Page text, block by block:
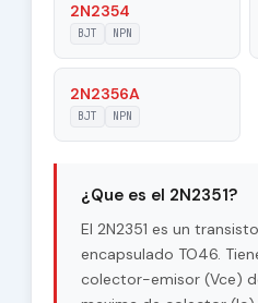
Collector-Emitter
Voltage |Vce|
Junction
Temperature (Tj)
Power Dissipation
(Pc)
Forward Current
Transfer Ratio
40
2N2354
BJT NPN
2N2356A
BJT NPN
¿Que es el 2N2351?
El 2N2351 es un
encapsulado TO46.
colector-emisor (Vce)